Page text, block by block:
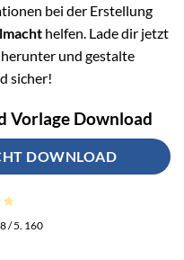
bei der Erstellung
helfen. Lade dir jetzt
und gestalte
sicher!
Vorlage Download
DOWNLOAD
/ 5. 160